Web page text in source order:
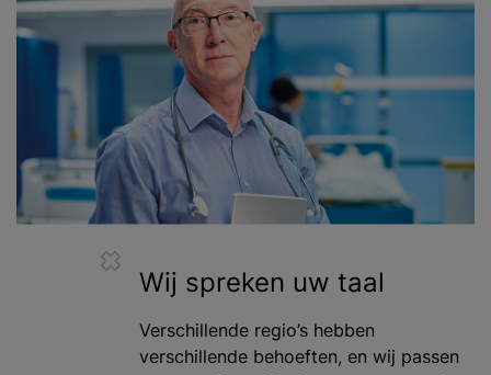
Wij spreken uw taal
Verschillende regio’s hebben
verschillende behoeften, en wij passen